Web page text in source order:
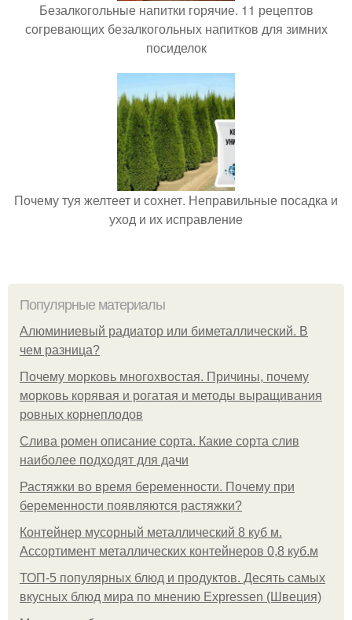
Безалкогольные напитки горячие. 11 рецептов
согревающих безалкогольных напитков для зимних
посиделок
Почему туя желтеет и сохнет. Неправильные посадка и
уход и их исправление
Популярные материалы
Алюминиевый радиатор или биметаллический. В
чем разница?
Почему морковь многохвостая. Причины, почему
морковь корявая и рогатая и методы выращивания
ровных корнеплодов
Слива ромен описание сорта. Какие сорта слив
наиболее подходят для дачи
Растяжки во время беременности. Почему при
беременности появляются растяжки?
Контейнер мусорный металлический 8 куб м.
Ассортимент металлических контейнеров 0,8 куб.м
ТОП-5 популярных блюд и продуктов. Десять самых
вкусных блюд мира по мнению Expressen (Швеция)